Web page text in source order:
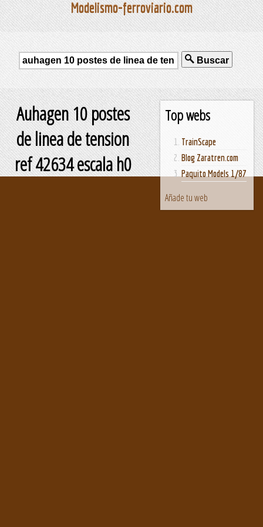
Modelismo-ferroviario.com
Buscar
Top webs
TrainScape
Blog Zaratren.com
Paquito Models 1/87
Añade tu web
Auhagen 10 postes
de linea de tension
ref 42634 escala h0